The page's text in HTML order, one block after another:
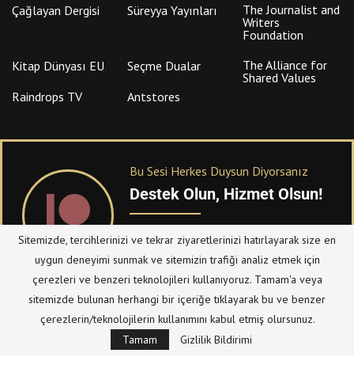
Çağlayan Dergisi
Süreyya Yayınları
The Journalist and
Writers
Foundation
Kitap Dünyası EU
Seçme Dualar
The Alliance for
Shared Values
Raindrops TV
Antstores
Bu Sesi Herkes Duysun Diyorsanız
Destek Olun, Hizmet Olsun!
PATREONüzerinden sitemize bağışta
bulanabilirsiniz.
Bize Ulaşın
Taziye Defteri
Gizlilik Politikası (Datenschutzerklärung)
Künye/Impressum
Sitemizde, tercihlerinizi ve tekrar ziyaretlerinizi hatırlayarak size en
uygun deneyimi sunmak ve sitemizin trafiği analiz etmek için
çerezleri ve benzeri teknolojileri kullanıyoruz. Tamam'a veya
sitemizde bulunan herhangi bir içeriğe tıklayarak bu ve benzer
çerezlerin/teknolojilerin kullanımını kabul etmiş olursunuz.
Tamam
Gizlilik Bildirimi